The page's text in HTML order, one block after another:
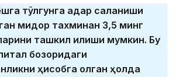
тўлгунга қадар сақланиши
миқдор тахминан 3,5 минг
ташкил қилиши мумкин. Бу
бозоридаги
ҳисобга олган ҳолда